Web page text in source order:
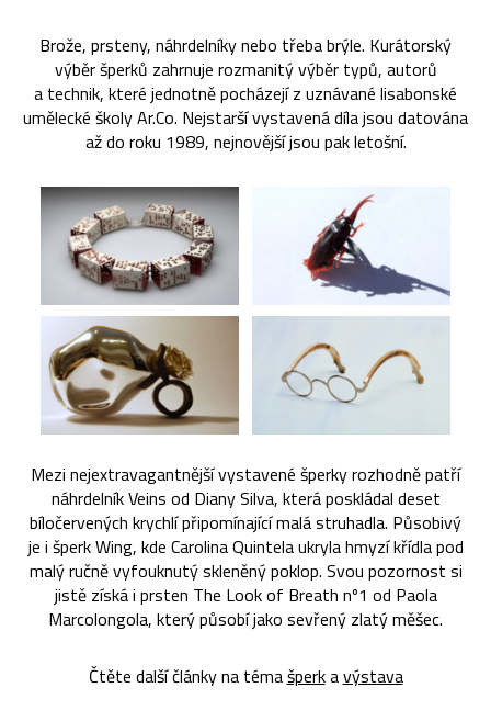
Brože, prsteny, náhrdelníky nebo třeba brýle. Kurátorský
výběr šperků zahrnuje rozmanitý výběr typů, autorů
a technik, které jednotně pocházejí z uznávané lisabonské
umělecké školy Ar.Co. Nejstarší vystavená díla jsou datována
až do roku 1989, nejnovější jsou pak letošní.
Mezi nejextravagantnější vystavené šperky rozhodně patří
náhrdelník Veins od Diany Silva, která poskládal deset
bíločervených krychlí připomínající malá struhadla. Působivý
je i šperk Wing, kde Carolina Quintela ukryla hmyzí křídla pod
malý ručně vyfouknutý skleněný poklop. Svou pozornost si
jistě získá i prsten The Look of Breath nº1 od Paola
Marcolongola, který působí jako sevřený zlatý měšec.
Čtěte další články na témašperkavýstava